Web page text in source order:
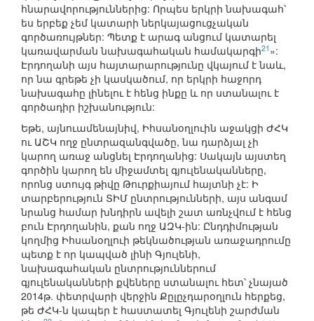
հնարավորություններից: Որպես երկրի նախագահ՝
ես երբեք չեմ կատարի ներկայացուցչական
գործառույթներ: Պետք է արագ անցում կատարել
կառավարման նախագահական համակարգի21 »:
Էրդողանի այս հայտարարությունը վկայում է նաև,
որ նա գրեթե չի կասկածում, որ երկրի հաջորդ
նախագահը լինելու է հենց ինքը և որ ստանալու է
գործադիր իշխանություն:
Եթե, այնուամենայնիվ, Իհսանօղլուին աջակցի ԺՀԿ
ու ԱՇԿ ողջ ընտրազանգվածը, նա դարձյալ չի
կարող առաջ անցնել Էրդողանից: Սակայն այստեղ
գործին կարող են միջամտել գյուլենականները,
որոնց ստույգ թիվը Թուրքիայում հայտնի չէ: Ի
տարբերություն ՏԻՄ ընտրությունների, այս անգամ
նրանց համար խնդիրն ավելի շատ առնչվում է հենց
բուն Էրդողանին, քան ողջ ԱԶԿ-ին: Ընդդիմության
կողմից Իհսանօղլուի թեկնածության առաջադրումը
պետք է որ կապված լինի Գյուլենի,
նախագահական ընտրություններում
գյուլենականների քվեները ստանալու հետ՝ չնայած
2014թ. փետրվարի վերջին Քըլըչդարօղլուն հերքեց,
թե ԺՀԿ-ն կապեր է հաստատել Գյուլենի շարժման